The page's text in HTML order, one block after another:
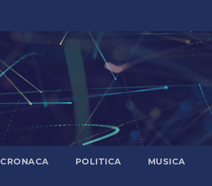
CRONACA POLITICA MUSICA